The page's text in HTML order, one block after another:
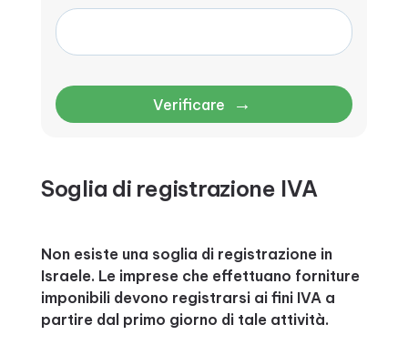
Verificare →
Soglia di registrazione IVA
Non esiste una soglia di registrazione in
Israele. Le imprese che effettuano forniture
imponibili devono registrarsi ai fini IVA a
partire dal primo giorno di tale attività.